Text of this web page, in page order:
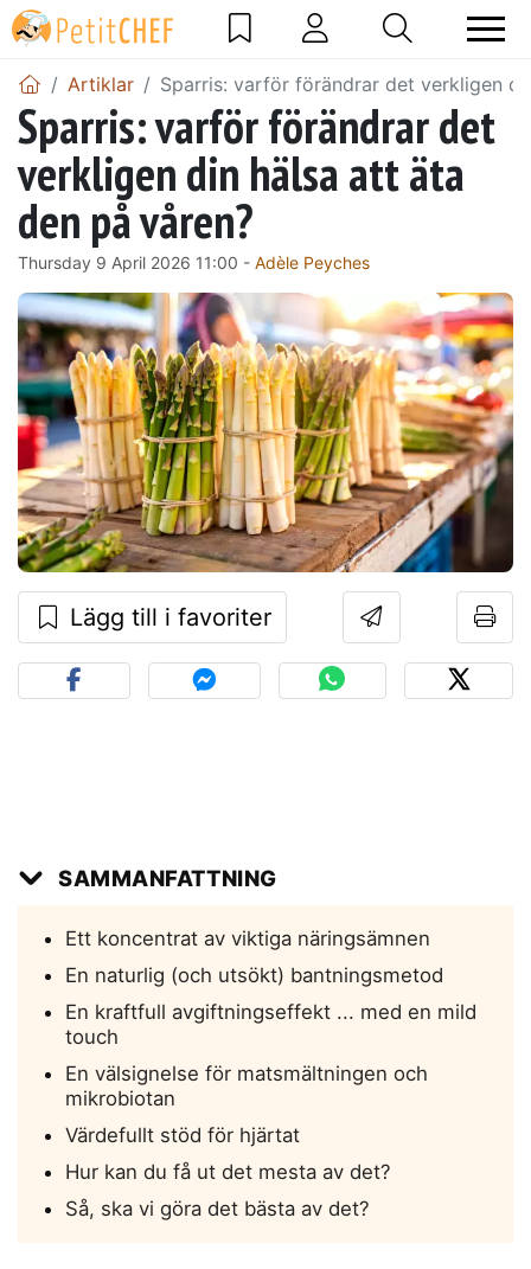
Artiklar Sparris: varför förändrar det verkligen
Sparris: varför förändrar det
verkligen din hälsa att äta
den på våren?
Thursday 9 April 2026 11:00 - Adèle Peyches
Lägg till i favoriter
SAMMANFATTNING
Ett koncentrat av viktiga näringsämnen
En naturlig (och utsökt) bantningsmetod
En kraftfull avgiftningseffekt ... med en mild
touch
En välsignelse för matsmältningen och
mikrobiotan
Värdefullt stöd för hjärtat
Hur kan du få ut det mesta av det?
Så, ska vi göra det bästa av det?